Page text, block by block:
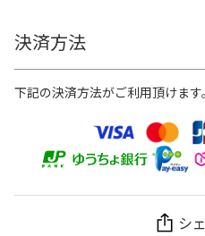
決済方法
下記の決済方法がご利用頂けます。
シ